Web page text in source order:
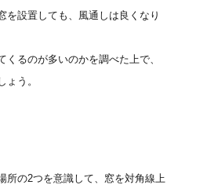
を設置しても、風通しは良くなり
くるのが多いのかを調べた上で、
ょう。
所の2つを意識して、窓を対角線上